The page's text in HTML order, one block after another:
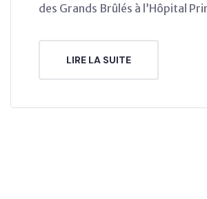
des Grands Brûlés à l’Hôpital
LIRE LA SUITE